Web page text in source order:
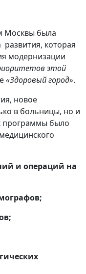
Москвы была
которая
модернизации
этой
«Здоровый город».
новое
в больницы, но и
программы было
медицинского
и операций на